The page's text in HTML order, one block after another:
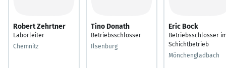
Robert Zehrtner
Laborleiter
Chemnitz
Tino Donath
Betriebsschlosser
Ilsenburg
Eric Bock
Betriebsschlosser
Schichtbetrieb
Mönchengladbach